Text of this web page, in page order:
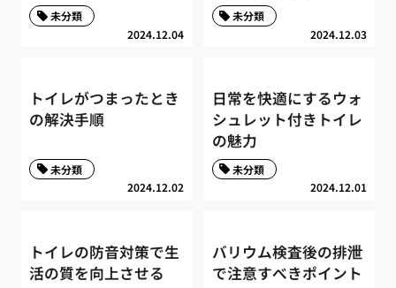
2024.12.04
未分類
2024.12.03
未分類
トイレがつまったとき
の解決手順
2024.12.02
未分類
日常を快適にするウォ
シュレット付きトイレ
の魅力
2024.12.01
未分類
トイレの防音対策で生
活の質を向上させる
バリウム検査後の排泄
で注意すべきポイント